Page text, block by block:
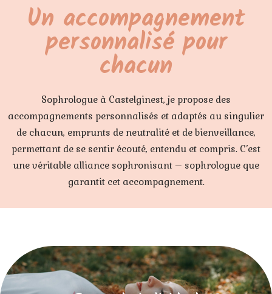
Un accompagnement
personnalisé pour
chacun
Sophrologue à Castelginest, je propose des
accompagnements personnalisés et adaptés au singulier
de chacun, emprunts de neutralité et de bienveillance,
permettant de se sentir écouté, entendu et compris. C’est
une véritable alliance sophronisant – sophrologue que
garantit cet accompagnement.